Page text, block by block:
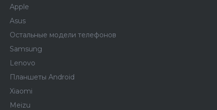
Apple
Asus
Остальные модели телефонов
Samsung
Lenovo
Планшеты Android
Xiaomi
Meizu